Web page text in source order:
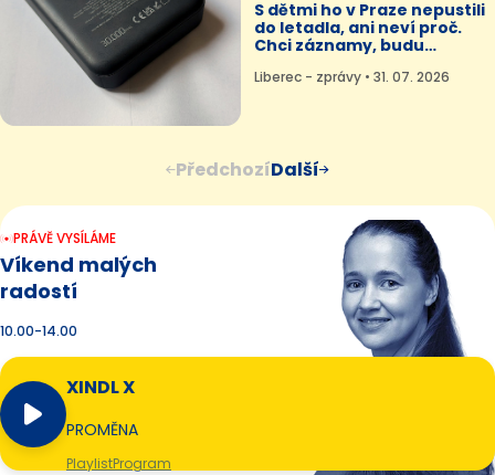
S dětmi ho v Praze nepustili
do letadla, ani neví proč.
Chci záznamy, budu
Liberec - zprávy • 31. 07. 2026
PředchozíDalší
PRÁVĚ VYSÍLÁME
Víkend malých
radostí
10.00-14.00
XINDL X
PROMĚNA
PlaylistProgram